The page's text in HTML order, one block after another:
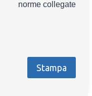
norme collegate
Stampa